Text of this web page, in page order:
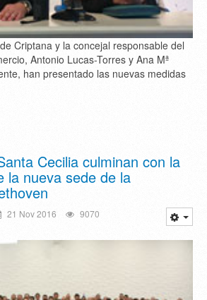
Criptana y la concejal responsable del
Antonio Lucas-Torres y Ana Mª
han presentado las nuevas medidas
Cecilia culminan con la
la nueva sede de la
21 Nov 2016 9070